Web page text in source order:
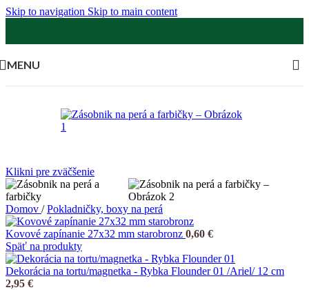
Skip to navigation Skip to main content
MENU
Klikni pre zväčšenie
Domov / Pokladničky, boxy na perá
Kovové zapínanie 27x32 mm starobronz 0,60 €
Späť na produkty
Dekorácia na tortu/magnetka - Rybka Flounder 01 /Ariel/ 12 cm
2,95 €